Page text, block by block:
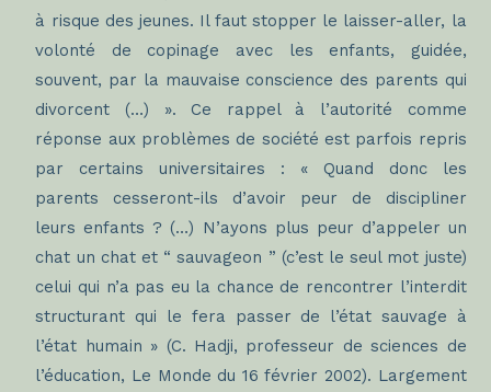
à risque des jeunes. Il faut stopper le laisser-aller, la
volonté de copinage avec les enfants, guidée,
souvent, par la mauvaise conscience des parents qui
divorcent (…) ». Ce rappel à l’autorité comme
réponse aux problèmes de société est parfois repris
par certains universitaires : « Quand donc les
parents cesseront-ils d’avoir peur de discipliner
leurs enfants ? (…) N’ayons plus peur d’appeler un
chat un chat et “ sauvageon ” (c’est le seul mot juste)
celui qui n’a pas eu la chance de rencontrer l’interdit
structurant qui le fera passer de l’état sauvage à
l’état humain » (C. Hadji, professeur de sciences de
l’éducation, Le Monde du 16 février 2002). Largement